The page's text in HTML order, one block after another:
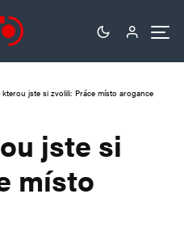
kterou jste si zvolili: Práce místo arogance
jste si
místo